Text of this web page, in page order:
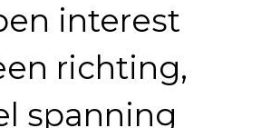
interest
richting,
spanning